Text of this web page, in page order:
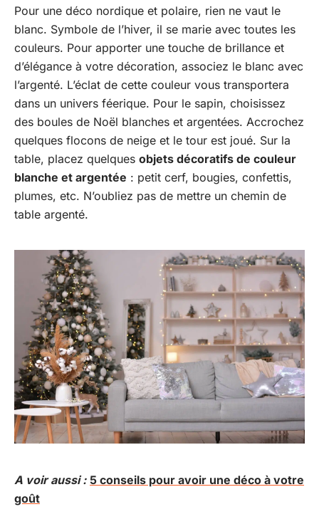
Pour une déco nordique et polaire, rien ne vaut le
blanc. Symbole de l’hiver, il se marie avec toutes les
couleurs. Pour apporter une touche de brillance et
d’élégance à votre décoration, associez le blanc avec
l’argenté. L’éclat de cette couleur vous transportera
dans un univers féerique. Pour le sapin, choisissez
des boules de Noël blanches et argentées. Accrochez
quelques flocons de neige et le tour est joué. Sur la
table, placez quelques objets décoratifs de couleur
blanche et argentée : petit cerf, bougies, confettis,
plumes, etc. N’oubliez pas de mettre un chemin de
table argenté.
A voir aussi : 5 conseils pour avoir une déco à votre
goût